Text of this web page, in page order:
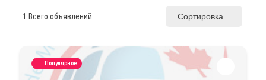
1 Всего объявлений Сортировка
Популярное